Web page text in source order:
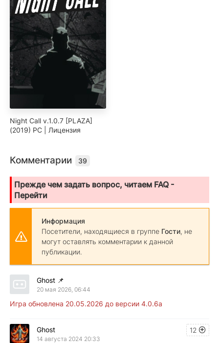
Night Call v.1.0.7 [PLAZA]
(2019) PC | Лицензия
Комментарии 39
Прежде чем задать вопрос, читаем FAQ -
Перейти
Информация
Посетители, находящиеся в группе Гости, не
могут оставлять комментарии к данной
публикации.
Ghost 📌
20 мая 2026, 06:44
Игра обновлена 20.05.2026 до версии 4.0.6a
12
Ghost
14 августа 2024 20:33